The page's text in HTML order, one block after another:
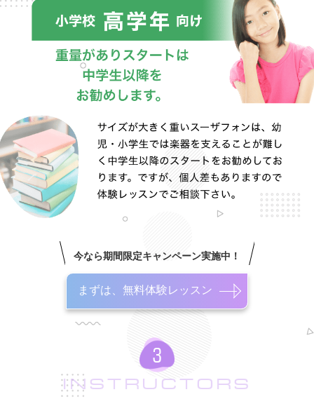
今なら期間限定キャンペーン実施中！
まずは、無料体験レッスン
INSTRUCTORS